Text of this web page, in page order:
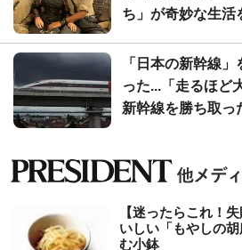
ち」が奇妙な生活
「日本の新幹線
った...「走るほど
新幹線を勝ち取っ
【迷ったらこれ！
いしい「もやしの
む小鉢